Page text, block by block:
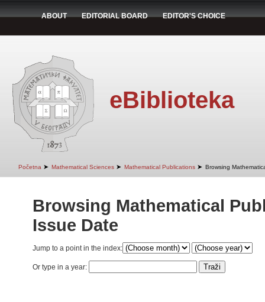
ABOUT EDITORIAL BOARD EDITOR'S CHOICE
eBiblioteka
Početna ➤ Mathematical Sciences ➤ Mathematical Publications ➤ Browsing
Browsing Mathematical
Issue Date
Jump to a point in the index:
Or type in a year: